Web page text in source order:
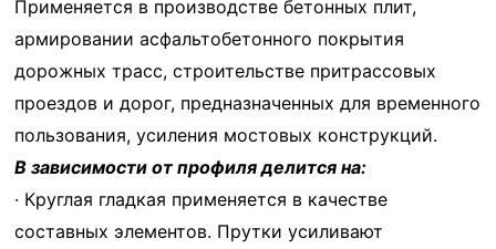
Применяется в производстве бетонных плит,
армировании асфальтобетонного покрытия
дорожных трасс, строительстве притрассовых
проездов и дорог, предназначенных для временного
пользования, усиления мостовых конструкций.
В зависимости от профиля делится на:
· Круглая гладкая применяется в качестве
составных элементов. Прутки усиливают